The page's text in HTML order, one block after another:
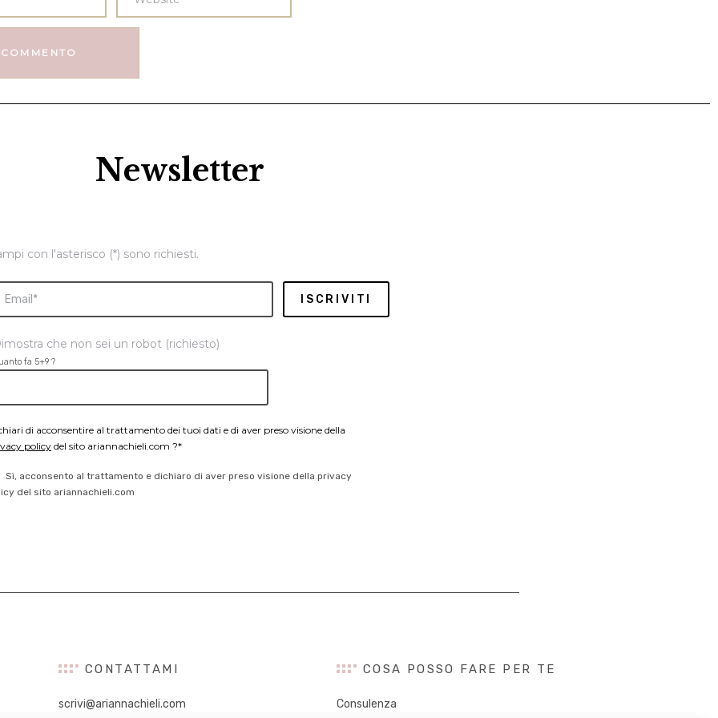
Newsletter
con l'asterisco (*) sono richiesti.
che non sei un robot (richiesto)
fa 5+9 ?
di acconsentire al trattamento dei tuoi dati e di aver preso visione della
policydel sito ariannachieli.com ?*
Sì, acconsento al trattamento e dichiaro di aver preso visione della privacy
del sito ariannachieli.com
CONTATTAMI
scrivi@ariannachieli.com
COSA POSSO FARE PER TE
Consulenza